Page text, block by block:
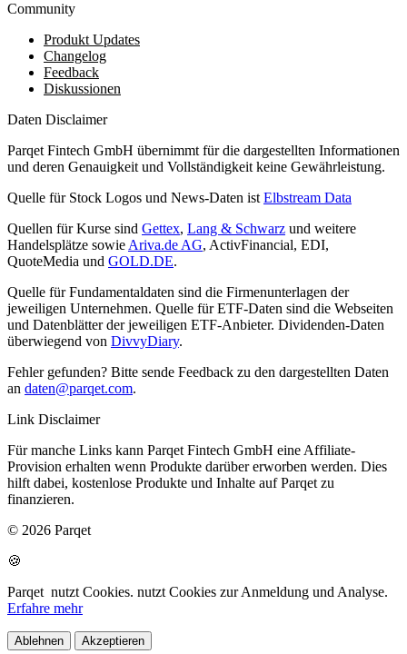
Community
Produkt Updates
Changelog
Feedback
Diskussionen
Daten Disclaimer
Parqet Fintech GmbH übernimmt für die dargestellten Informationen
und deren Genauigkeit und Vollständigkeit keine Gewährleistung.
Quelle für Stock Logos und News-Daten ist Elbstream Data
Quellen für Kurse sind Gettex, Lang & Schwarz und weitere
Handelsplätze sowie Ariva.de AG, ActivFinancial, EDI,
QuoteMedia und GOLD.DE.
Quelle für Fundamentaldaten sind die Firmenunterlagen der
jeweiligen Unternehmen. Quelle für ETF-Daten sind die Webseiten
und Datenblätter der jeweiligen ETF-Anbieter. Dividenden-Daten
überwiegend von DivvyDiary.
Fehler gefunden? Bitte sende Feedback zu den dargestellten Daten
an daten@parqet.com.
Link Disclaimer
Für manche Links kann Parqet Fintech GmbH eine Affiliate-
Provision erhalten wenn Produkte darüber erworben werden. Dies
hilft dabei, kostenlose Produkte und Inhalte auf Parqet zu
finanzieren.
© 2026 Parqet
🍪
Parqet nutzt Cookies. nutzt Cookies zur Anmeldung und Analyse.
Erfahre mehr
Ablehnen Akzeptieren